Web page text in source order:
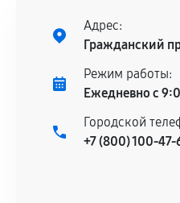
продавца. За качество
сервисный центр
Адрес:
Гражданский
Режим работы:
Ежедневно с
Городской
+7 (800) 100-47-